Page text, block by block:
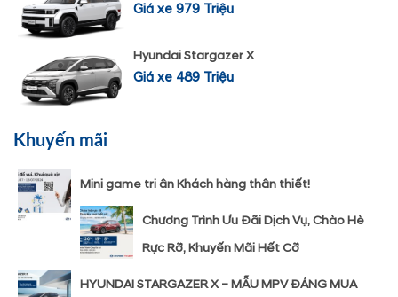
Giá xe 979 Triệu
Hyundai Stargazer X
Giá xe 489 Triệu
Khuyến mãi
Mini game tri ân Khách hàng thân thiết!
Chương Trình Ưu Đãi Dịch Vụ, Chào Hè
Rực Rỡ, Khuyến Mãi Hết Cỡ
HYUNDAI STARGAZER X – MẪU MPV ĐÁNG MUA